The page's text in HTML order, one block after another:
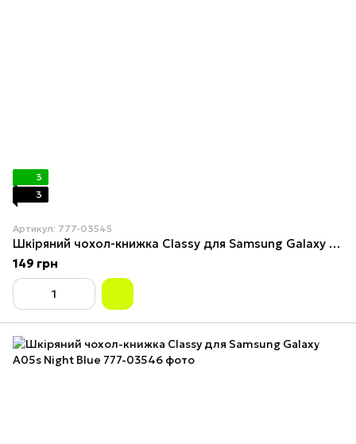
3
3
Артикул: 777-03545
Шкіряний чохол-книжка Classy для Samsung Galaxy A05s Black
149 грн